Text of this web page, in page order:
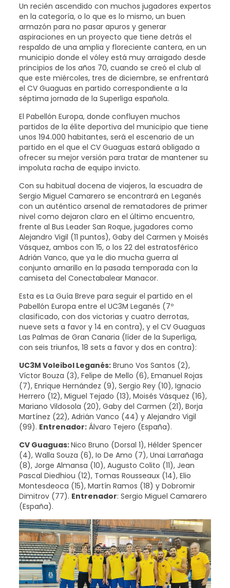
Un recién ascendido con muchos jugadores expertos
en la categoría, o lo que es lo mismo, un buen
armazón para no pasar apuros y generar
aspiraciones en un proyecto que tiene detrás el
respaldo de una amplia y floreciente cantera, en un
municipio donde el vóley está muy arraigado desde
principios de los años 70, cuando se creó el club al
que este miércoles, tres de diciembre, se enfrentará
el CV Guaguas en partido correspondiente a la
séptima jornada de la Superliga española.
El Pabellón Europa, donde confluyen muchos
partidos de la élite deportiva del municipio que tiene
unos 194.000 habitantes, será el escenario de un
partido en el que el CV Guaguas estará obligado a
ofrecer su mejor versión para tratar de mantener su
impoluta racha de equipo invicto.
Con su habitual docena de viajeros, la escuadra de
Sergio Miguel Camarero se encontrará en Leganés
con un auténtico arsenal de rematadores de primer
nivel como dejaron claro en el último encuentro,
frente al Bus Leader San Roque, jugadores como
Alejandro Vigil (11 puntos), Gaby del Carmen y Moisés
Vásquez, ambos con 15, o los 22 del estratosférico
Adrián Vanco, que ya le dio mucha guerra al
conjunto amarillo en la pasada temporada con la
camiseta del Conectabalear Manacor.
Esta es La Guía Breve para seguir el partido en el
Pabellón Europa entre el UC3M Leganés (7º
clasificado, con dos victorias y cuatro derrotas,
nueve sets a favor y 14 en contra), y el CV Guaguas
Las Palmas de Gran Canaria (líder de la Superliga,
con seis triunfos, 18 sets a favor y dos en contra):
UC3M Voleibol Leganés:Bruno Vos Santos (2),
Víctor Bouza (3), Felipe de Mello (6), Emanuel Rojas
(7), Enrique Hernández (9), Sergio Rey (10), Ignacio
Herrero (12), Miguel Tejado (13), Moisés Vásquez (16),
Mariano Vildosola (20), Gaby del Carmen (21), Borja
Martínez (22), Adrián Vanco (44) y Alejandro Vigil
(99). Entrenador:Álvaro Tejero (España).
CV Guaguas:Nico Bruno (Dorsal 1), Hélder Spencer
(4), Walla Souza (6), Io De Amo (7), Unai Larrañaga
(8), Jorge Almansa (10), Augusto Colito (11), Jean
Pascal Diedhiou (12), Tomas Rousseaux (14), Elio
Montesdeoca (15), Martín Ramos (18) y Dobromir
Dimitrov (77). Entrenador: Sergio Miguel Camarero
(España).